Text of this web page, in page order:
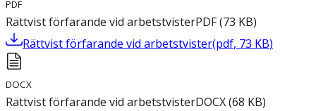
PDF
Rättvist förfarande vid arbetstvisterPDF(73 KB)
Rättvist förfarande vid arbetstvister(pdf, 73 KB)
DOCX
Rättvist förfarande vid arbetstvisterDOCX(68 KB)